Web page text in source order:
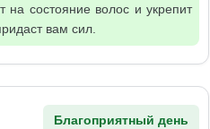
на состояние волос и укрепит
вам сил.
Благоприятный день